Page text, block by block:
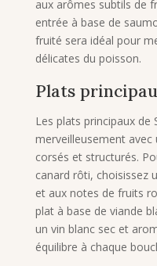
aux arômes subtils de
entrée à base de
fruité sera idéal pour
délicates du poisson.
Plats
Les plats principaux de
merveilleusement avec
corsés et structurés.
canard rôti, choisissez
et aux notes de fruits
plat à base de viande
un vin blanc sec et
équilibre à chaque